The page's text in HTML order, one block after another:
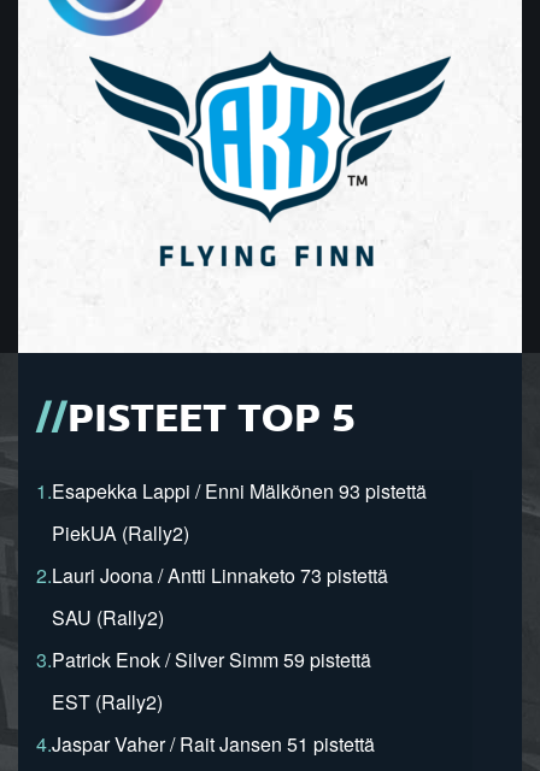
PISTEET TOP 5
1.Esapekka Lappi / Enni Mälkönen 93 pistettä
PiekUA (Rally2)
2.Lauri Joona / Antti Linnaketo 73 pistettä
SAU (Rally2)
3.Patrick Enok / Silver Simm 59 pistettä
EST (Rally2)
4.Jaspar Vaher / Rait Jansen 51 pistettä